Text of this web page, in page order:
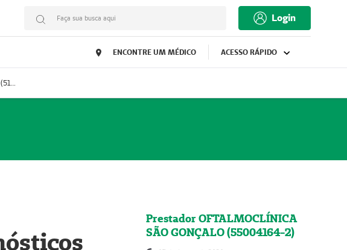
Faça sua busca aqui Login
ENCONTRE UM MÉDICO ACESSO RÁPIDO
Prestador Medlife Consultas e Diagnósticos (51004334-2)
Prestador OFTALMOCLÍNICA
SÃO GONÇALO (55004164-2)